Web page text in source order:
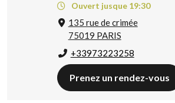
Ouvert jusque 19:30
135 rue de crimée
75019 PARIS
+33973223258
Prenez un rendez-vous